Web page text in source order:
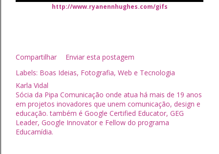
http://www.ryanennhughes.com/gifs
Compartilhar
Enviar esta postagem
Labels: Boas Ideias Fotografia Web e Tecnologia
Karla Vidal
Sócia da Pipa Comunicação onde atua há mais de 19 anos
em projetos inovadores que unem comunicação, design e
educação. também é Google Certified Educator, GEG
Leader, Google Innovator e Fellow do programa
Educamídia.